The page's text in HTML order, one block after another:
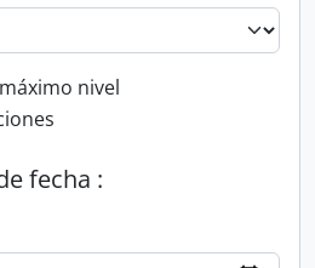
filter
nivel
fecha :